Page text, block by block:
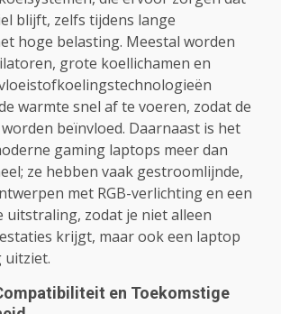
blijft, zelfs tijdens lange
hoge belasting. Meestal worden
grote koellichamen en
warmte snel af te voeren, zodat de
beïnvloed. Daarnaast is het
gaming laptops meer dan
ze hebben vaak gestroomlijnde,
met RGB-verlichting en een
uitstraling, zodat je niet alleen
krijgt, maar ook een laptop
uitziet.
en Toekomstige